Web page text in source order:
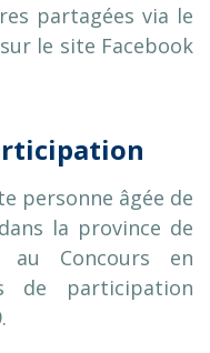
partagées via le
le site Facebook
personne âgée de
la province de
au Concours en
de participation